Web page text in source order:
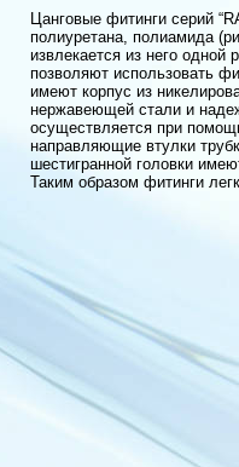
Цанговые фитинги серий
полиуретана, полиамида
извлекается из него одной
позволяют использовать
имеют корпус из
нержавеющей стали и
осуществляется при
направляющие втулки
шестигранной головки
Таким образом фитинги